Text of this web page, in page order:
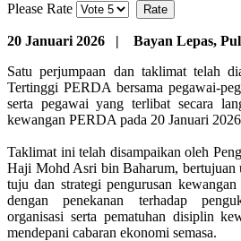
Please Rate
20 Januari 2026 | Bayan Lepas,
Satu perjumpaan dan taklimat telah
Tertinggi PERDA bersama pegawai-
serta pegawai yang terlibat secara
kewangan PERDA pada 20 Januari
Taklimat ini telah disampaikan oleh
Haji Mohd Asri bin Baharum, bertujuan
tuju dan strategi pengurusan
dengan penekanan terhadap
organisasi serta pematuhan disiplin
mendepani cabaran ekonomi semasa.